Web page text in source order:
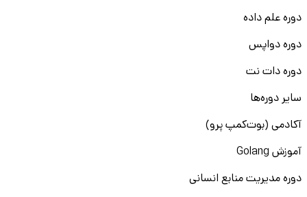
دوره علم داده
دوره دواپس
دوره دات نت
سایر دوره‌ها
آکادمی (بوت‌کمپ پرو)
آموزش Golang
دوره مدیریت منابع انسانی